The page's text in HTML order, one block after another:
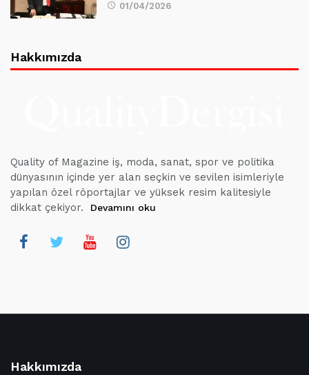
01/04/2026
Hakkımızda
Quality of Magazine iş, moda, sanat, spor ve politika
dünyasının içinde yer alan seçkin ve sevilen isimleriyle
yapılan özel röportajlar ve yüksek resim kalitesiyle
dikkat çekiyor.
Devamını oku
Hakkımızda